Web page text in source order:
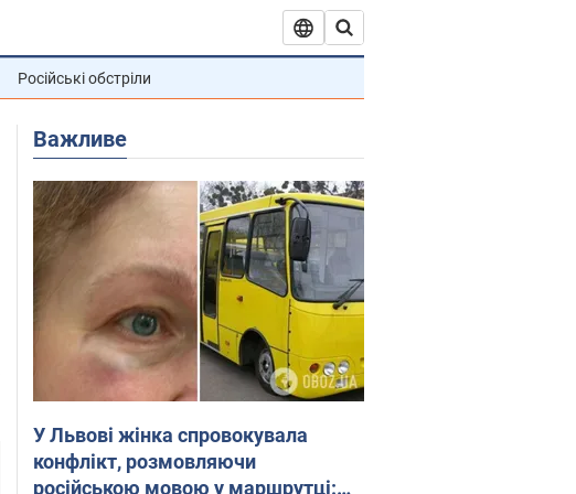
Російські обстріли
Важливе
У Львові жінка спровокувала
конфлікт, розмовляючи
російською мовою у маршрутці: